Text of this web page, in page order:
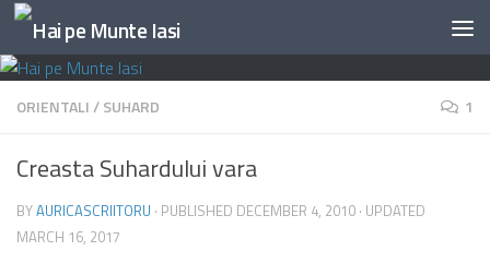
Skip to content
ORIENTALI/SUHARD 1
Creasta Suhardului vara
BYAURICASCRIITORU · PUBLISHED DECEMBER 4, 2010 · UPDATED
MARCH 16, 2017